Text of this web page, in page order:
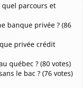
parcours et
banque privée ? (86
privée crédit
québec ? (80 votes)
le bac ? (76 votes)